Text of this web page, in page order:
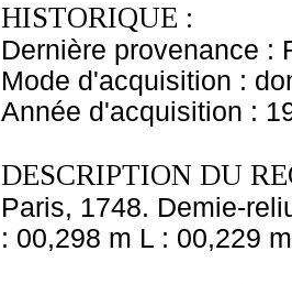
HISTORIQUE :
Dernière provenance :
Mode d'acquisition :
Année d'acquisition :
DESCRIPTION DU
Paris, 1748. Demie-
: 00,298 m L : 00,229